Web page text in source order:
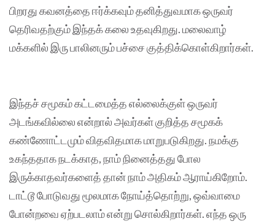
பிறரது கவனத்தை ஈர்க்கவும் தனித்துவமாக ஒருவர்
தெரிவதற்கும் இந்தக் கலை உதவுகிறது. மலைவாழ்
மக்களில் இரு பாலினரும் பச்சை குத்திக்கொள்கிறார்கள்.
இந்தச் சமூகம் கட்டமைத்த எல்லைக்குள் ஒருவர்
அடங்கவில்லை என்றால் அவர்கள் குறித்த சமூகக்
கண்ணோட்டமும் விதவிதமாக மாறுபடுகிறது. நமக்கு
உகந்ததாக நடக்காத, நாம் நினைத்தது போல
இருக்காதவர்களைத் தான் நாம் அதிகம் ஆராய்கிறோம்.
டாட்டூ போடுவது மூலமாக நோய்த்தொற்று, ஒவ்வாமை
போன்றவை ஏற்படலாம் என்று சொல்கிறார்கள். எந்த ஒரு